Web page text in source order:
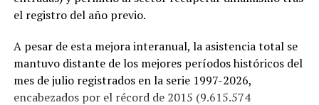
20:30 –Marcado para matar(Entrada gratuita)
18:30 –Ahí donde no estás(Entrada $4.000)
20:30 –Trilogy of Terror(Entrada $4.000)
Miércoles 12
el registro del año previo.
A pesar de esta mejora interanual, la asistencia total se
mantuvo distante de los mejores períodos históricos del
mes de julio registrados en la serie 1997-2026,
encabezados por el récord de 2015 (9.615.574